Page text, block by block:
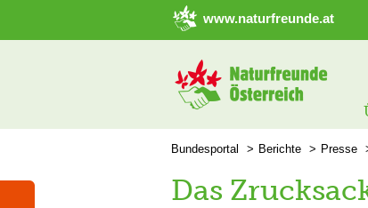
➜ Hauptregion der Seite anspringen
www.naturfreunde.at
Bundesportal Berichte Presse
Das